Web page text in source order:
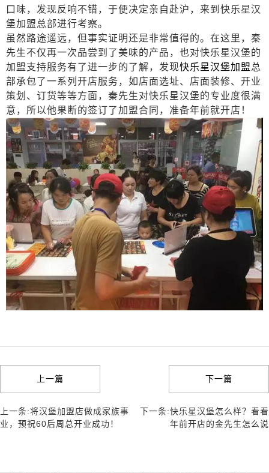
口味，发现反响不错，于便决定亲自赴沪，来到快乐星汉
堡加盟总部进行考察。
虽然路途遥远，但事实证明还是非常值得的。在这里，秦
先生不仅再一次品尝到了美味的产品，也对快乐星汉堡的
加盟支持服务有了进一步的了解，发现快乐星汉堡加盟总
部承包了一系列开店服务，如店面选址、店面装修、开业
策划、订货等等方面，秦先生对快乐星汉堡的专业度很满
意，所以他果断的签订了加盟合同，准备年前就开店！
上一篇
上一条:将汉堡加盟店做成家族事
业，预祝60后周总开业成功！
下一篇
下一条:快乐星汉堡怎么样？看看
年前开店的金先生怎么说